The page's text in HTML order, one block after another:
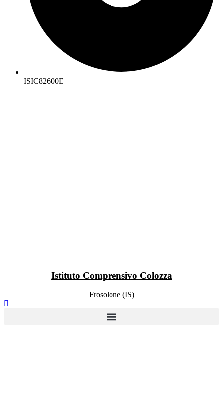
ISIC82600E
Istituto Comprensivo Colozza
Frosolone (IS)